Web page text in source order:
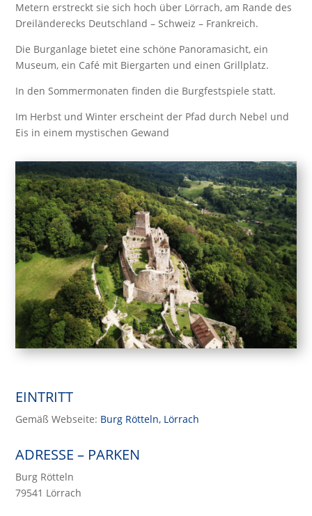
Metern erstreckt sie sich hoch über Lörrach, am Rande des
Dreiländerecks Deutschland – Schweiz – Frankreich.
Die Burganlage bietet eine schöne Panoramasicht, ein
Museum, ein Café mit Biergarten und einen Grillplatz.
In den Sommermonaten finden die Burgfestspiele statt.
Im Herbst und Winter erscheint der Pfad durch Nebel und
Eis in einem mystischen Gewand
EINTRITT
Gemäß Webseite: Burg Rötteln, Lörrach
ADRESSE – PARKEN
Burg Rötteln
79541 Lörrach